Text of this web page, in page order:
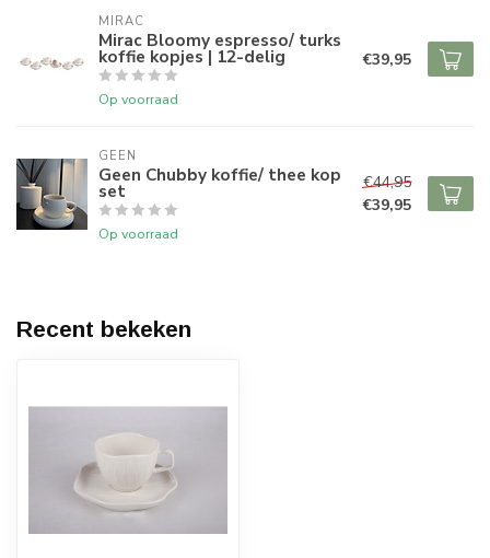
MIRAC
Mirac Bloomy espresso/ turks
koffie kopjes | 12-delig
Op voorraad
€39,95
GEEN
Geen Chubby koffie/ thee kop
set
Op voorraad
€44,95
€39,95
Recent bekeken